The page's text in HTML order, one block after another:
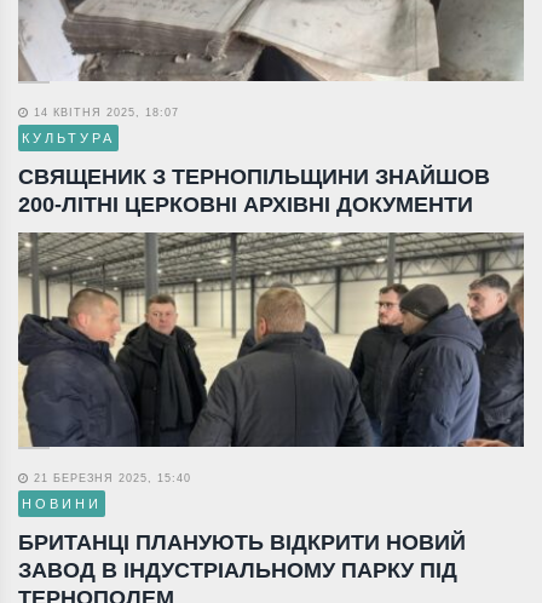
14 КВІТНЯ 2025, 18:07
КУЛЬТУРА
СВЯЩЕНИК З ТЕРНОПІЛЬЩИНИ ЗНАЙШОВ
200-ЛІТНІ ЦЕРКОВНІ АРХІВНІ ДОКУМЕНТИ
21 БЕРЕЗНЯ 2025, 15:40
НОВИНИ
БРИТАНЦІ ПЛАНУЮТЬ ВІДКРИТИ НОВИЙ
ЗАВОД В ІНДУСТРІАЛЬНОМУ ПАРКУ ПІД
ТЕРНОПОЛЕМ